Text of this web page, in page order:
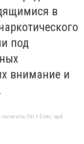
в
под
внимание и
Ctrl + Enter, щоб